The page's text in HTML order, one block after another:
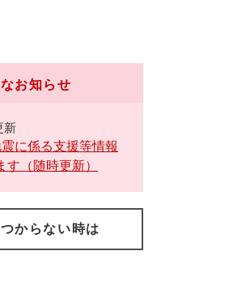
お知らせ
新
に係る支援等情報
す（随時更新）
からない時は